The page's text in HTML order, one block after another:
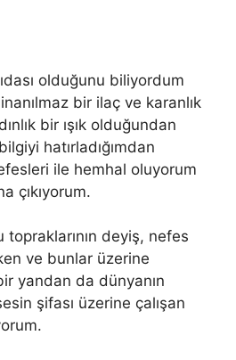
olduğunu biliyordum
bir ilaç ve karanlık
bir ışık olduğundan
hatırladığımdan
ile hemhal oluyorum
çıkıyorum.
deyiş, nefes
ve bunlar üzerine
yandan da dünyanın
şifası üzerine çalışan